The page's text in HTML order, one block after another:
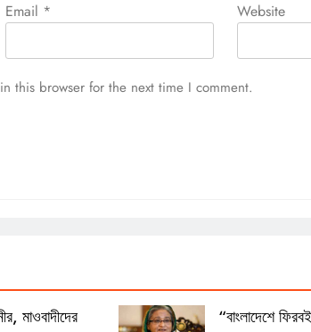
Email * Website
this browser for the next time I comment.
মাওবাদীদের
“বাংলাদেশে